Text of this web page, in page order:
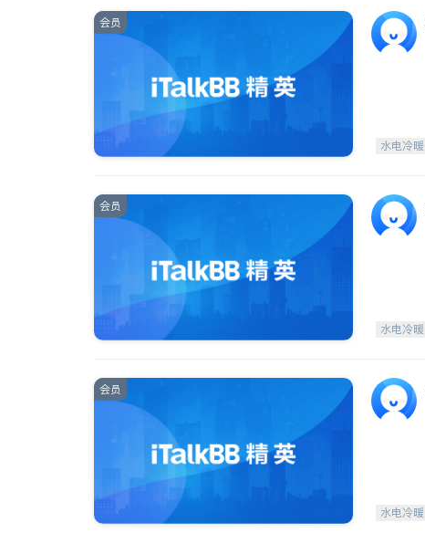
会员
水电冷暖
会员
水电冷暖
会员
水电冷暖